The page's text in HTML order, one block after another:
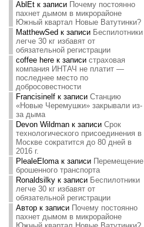
AblEtк записи Почему постоянно
пахнет дымом в микрорайоне
Южный квартал Новые Ватутинки?
MatthewSed к записи Беспилотники
легче 30 кг избавят от
обязательной регистрации
coffee hereк записи страховая
компания ИНТАЧ не платит —
последнее место по
добросовестности
Francisinelfк записи Станцию
«Новые Черемушки» закрывали из-
за дыма
Devon Wildmanк записи Срок
технологического присоединения в
Москве сократится до 80 дней в
2016 г.
PlealeElomaк записи Перемещение
брошенного транспорта
Ronaldsilkyк записи Беспилотники
легче 30 кг избавят от
обязательной регистрации
Авторк записи Почему постоянно
пахнет дымом в микрорайоне